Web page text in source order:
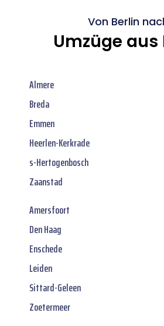
Von Berlin
Umzüge aus
Almere
Breda
Emmen
Heerlen-Kerkrade
s-Hertogenbosch
Zaanstad
Amersfoort
Den Haag
Enschede
Leiden
Sittard-Geleen
Zoetermeer